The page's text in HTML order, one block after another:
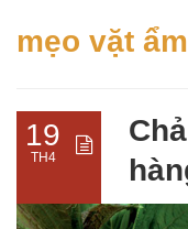
mẹo vặt
19
TH4